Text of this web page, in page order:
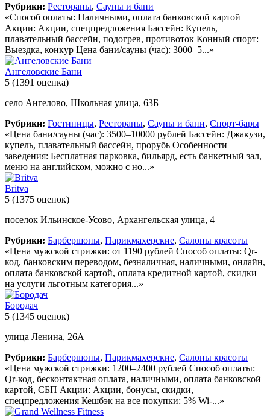
Рубрики: Рестораны, Сауны и бани
«Способ оплаты: Наличными, оплата банковской картой
Акции: Акции, спецпредложения Бассейн: Купель,
плавательный бассейн, подогрев, противоток Конный спорт:
Выездка, конкур Цена бани/сауны (час): 3000–5...»
Ангеловские Бани
5 (1391 оценка)
село Ангелово, Школьная улица, 63Б
Рубрики: Гостиницы, Рестораны, Сауны и бани, Спорт-бары
«Цена бани/сауны (час): 3500–10000 рублей Бассейн: Джакузи,
купель, плавательный бассейн, прорубь Особенности
заведения: Бесплатная парковка, бильярд, есть банкетный зал,
меню на английском, можно с но...»
Britva
5 (1375 оценок)
поселок Ильинское-Усово, Архангельская улица, 4
Рубрики: Барбершопы, Парикмахерские, Салоны красоты
«Цена мужской стрижки: от 1190 рублей Способ оплаты: Qr-
код, банковским переводом, безналичная, наличными, онлайн,
оплата банковской картой, оплата кредитной картой, скидки
на услуги льготным категория...»
Бородач
5 (1345 оценок)
улица Ленина, 26А
Рубрики: Барбершопы, Парикмахерские, Салоны красоты
«Цена мужской стрижки: 1200–2400 рублей Способ оплаты:
Qr-код, бесконтактная оплата, наличными, оплата банковской
картой, СБП Акции: Акции, бонусы, скидки,
спецпредложения Кешбэк на все покупки: 5% Wi-...»